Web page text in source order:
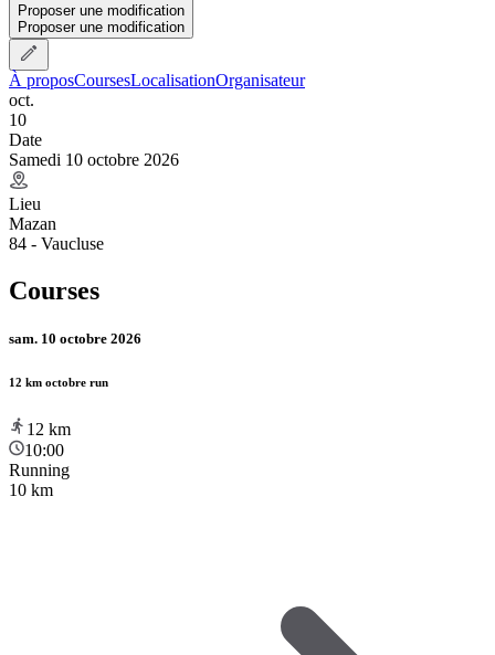
Proposer une modification
Proposer une modification
À proposCoursesLocalisationOrganisateur
oct.
10
Date
Samedi 10 octobre 2026
Lieu
Mazan
84 - Vaucluse
Courses
sam. 10 octobre 2026
12 km octobre run
12 km
10:00
Running
10 km